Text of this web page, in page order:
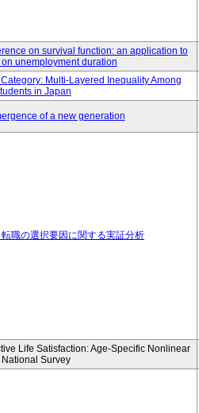
on survival function: an application to
unemployment duration
Multi-Layered Inequality Among
in Japan
of a new generation
職の選択要因に関する実証分析
Life Satisfaction: Age-Specific Nonlinear
National Survey